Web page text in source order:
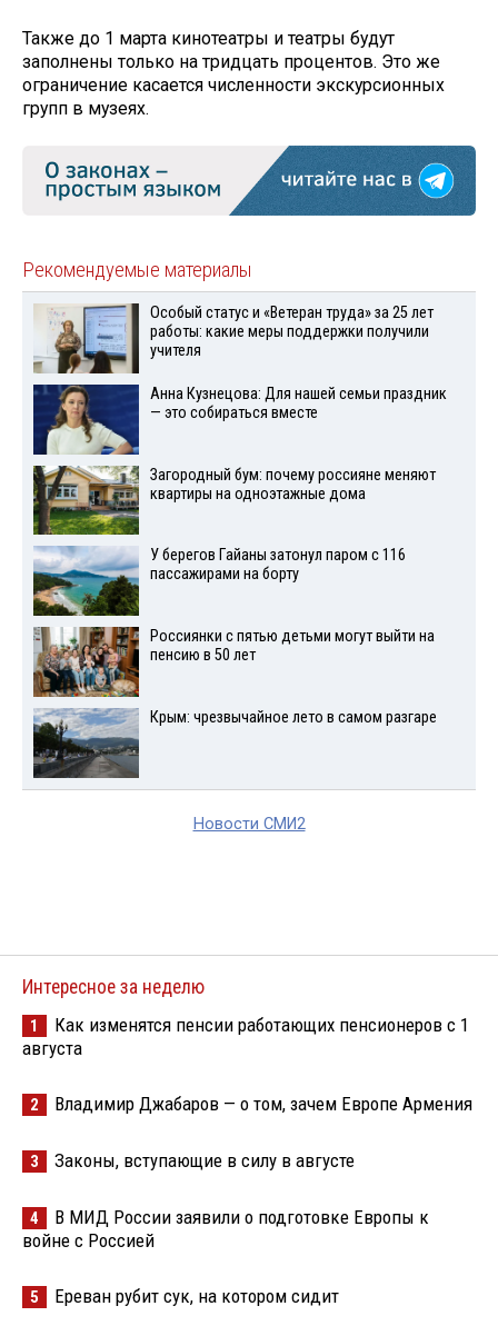
Также до 1 марта кинотеатры и театры будут
заполнены только на тридцать процентов. Это же
ограничение касается численности экскурсионных
групп в музеях.
Рекомендуемые материалы
Особый статус и «Ветеран труда» за 25 лет
работы: какие меры поддержки получили
учителя
Анна Кузнецова: Для нашей семьи праздник
— это собираться вместе
Загородный бум: почему россияне меняют
квартиры на одноэтажные дома
У берегов Гайаны затонул паром с 116
пассажирами на борту
Россиянки с пятью детьми могут выйти на
пенсию в 50 лет
Крым: чрезвычайное лето в самом разгаре
Новости СМИ2
Интересное за неделю
1
Как изменятся пенсии работающих пенсионеров с 1
августа
2 Владимир Джабаров — о том, зачем Европе Армения
3 Законы, вступающие в силу в августе
4
В МИД России заявили о подготовке Европы к
войне с Россией
5 Ереван рубит сук, на котором сидит